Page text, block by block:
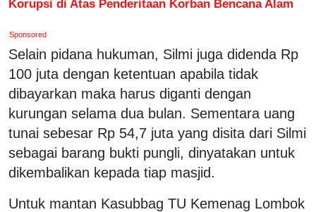
Korupsi di Atas Penderitaan Korban Bencana Alam
Sponsored
Selain pidana hukuman, Silmi juga didenda Rp
100 juta dengan ketentuan apabila tidak
dibayarkan maka harus diganti dengan
kurungan selama dua bulan. Sementara uang
tunai sebesar Rp 54,7 juta yang disita dari Silmi
sebagai barang bukti pungli, dinyatakan untuk
dikembalikan kepada tiap masjid.
Untuk mantan Kasubbag TU Kemenag Lombok